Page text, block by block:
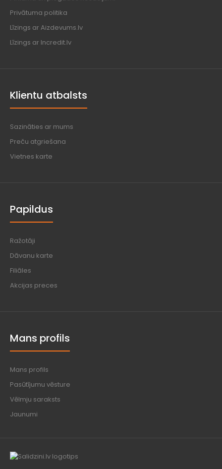
Privātuma politika
Līzings ar Aizdevums.lv
Līzings ar Incredit.lv
Klientu atbalsts
Sazināties ar mums
Preču atgriešana
Vietnes karte
Papildus
Ražotāji
Dāvanu karte
Filiāles
Akcijas preces
Mans profils
Mans profils
Pasūtījumu vēsture
Vēlmju saraksts
Jaunumi